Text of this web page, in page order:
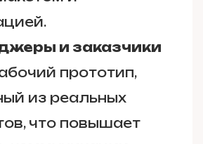
и заказчики
прототип,
из реальных
что повышает